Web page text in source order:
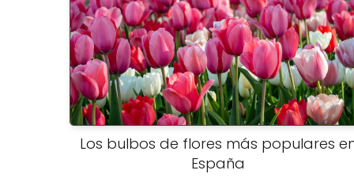
Los bulbos de flores más populares
España